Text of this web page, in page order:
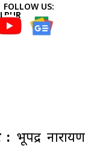
FOLLOW US:
: भूपेंद्र नारायण